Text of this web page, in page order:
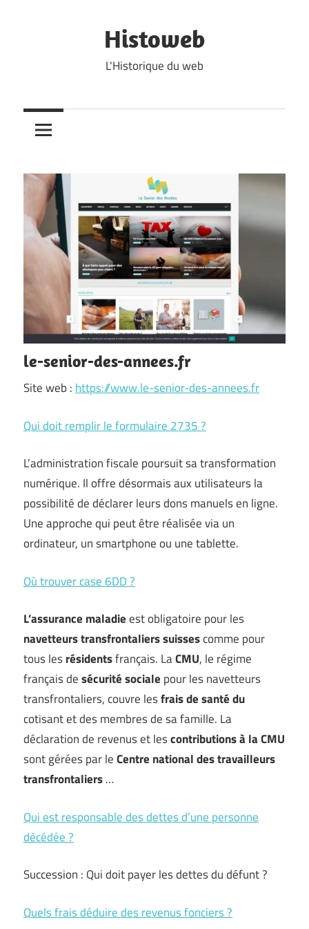
Histoweb
L'Historique du web
le-senior-des-annees.fr
Site web : https://www.le-senior-des-annees.fr
Qui doit remplir le formulaire 2735 ?
L’administration fiscale poursuit sa transformation
numérique. Il offre désormais aux utilisateurs la
possibilité de déclarer leurs dons manuels en ligne.
Une approche qui peut être réalisée via un
ordinateur, un smartphone ou une tablette.
Où trouver case 6DD ?
L’assurance maladieest obligatoire pour les
navetteurs transfrontaliers suissescomme pour
tous lesrésidentsfrançais. LaCMU, le régime
français desécurité sociale pour les navetteurs
transfrontaliers, couvre lesfrais de santé du
cotisant et des membres de sa famille. La
déclaration de revenus et lescontributions à la CMU
sont gérées par leCentre national des travailleurs
transfrontaliers…
Qui est responsable des dettes d’une personne
décédée ?
Succession : Qui doit payer les dettes du défunt ?
Quels frais déduire des revenus fonciers ?